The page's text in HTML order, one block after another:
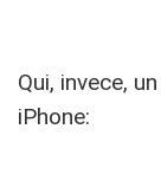
Qui, invece,
iPhone: